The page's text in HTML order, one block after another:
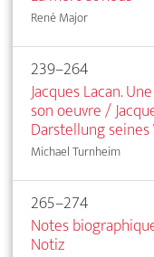
René Major
239–264
Jacques Lacan.
son oeuvre /
Darstellung
Michael Turnheim
265–274
Notes
Notiz